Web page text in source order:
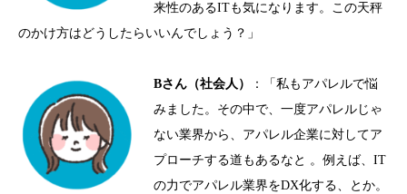
来性のあるITも気になります。この天秤
のかけ方はどうしたらいいんでしょう？」
Bさん（社会人）
：「私もアパレルで悩
みました。その中で、一度アパレルじゃ
ない業界から、アパレル企業に対してア
プローチする道もあるなと 。例えば、 IT
の力でアパレル業界をDX化する、とか。